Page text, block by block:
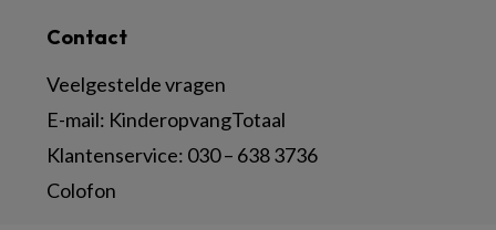
Contact
Veelgestelde vragen
E-mail: KinderopvangTotaal
Klantenservice: 030 – 638 3736
Colofon